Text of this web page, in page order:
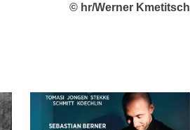
© hr/Werner Kmetitsch